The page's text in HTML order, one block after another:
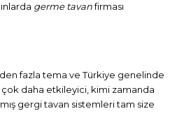
germe tavanfirması
den fazla tema ve Türkiye genelinde
daha etkileyici, kimi zamanda
gergi tavan sistemleri tam size